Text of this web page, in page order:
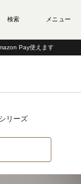
Pay使えます
リーズ